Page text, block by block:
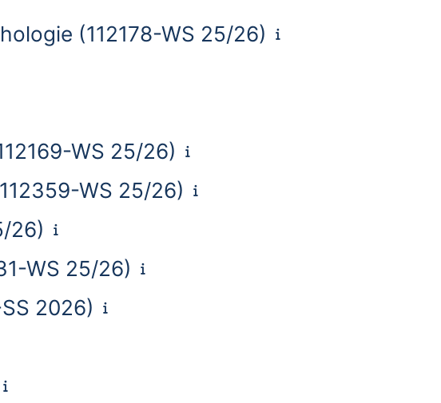
(112178-WS 25/26)
WS 25/26)
WS 25/26)
26)
WS 25/26)
2026)